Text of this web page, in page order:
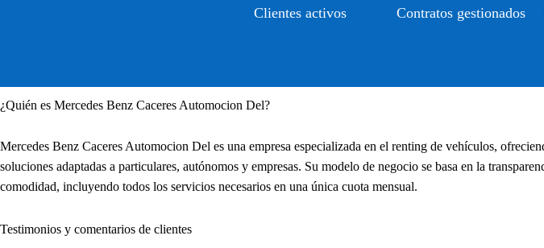
Clientes activos Contratos gestionados
¿Quién es Mercedes Benz Caceres Automocion Del?
Mercedes Benz Caceres Automocion Del es una empresa especializada en el renting de vehículos,
soluciones adaptadas a particulares, autónomos y empresas. Su modelo de negocio se basa en la
comodidad, incluyendo todos los servicios necesarios en una única cuota mensual.
Testimonios y comentarios de clientes